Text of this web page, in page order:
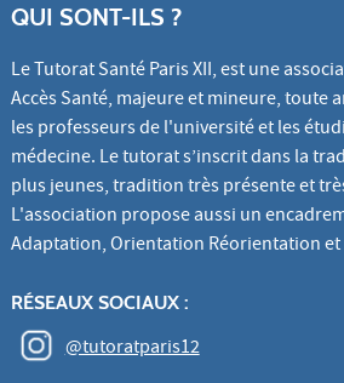
QUI SONT-ILS ?
Le Tutorat Santé Paris XII, est une
Accès Santé, majeure et mineure, toute
les professeurs de l'université et les
médecine. Le tutorat s’inscrit dans la
plus jeunes, tradition très présente et
L'association propose aussi un
Adaptation, Orientation Réorientation et
RÉSEAUX SOCIAUX :
@tutoratparis12